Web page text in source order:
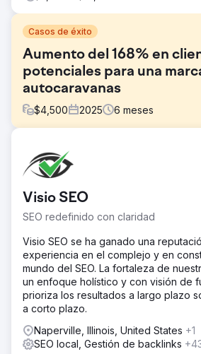
Casos de éxito
Aumento del 168% en
potenciales para una
autocaravanas
$4,500 2025 6 meses
Nuestro cliente es un fabricante
autocaravanas que se enfrenta a
y presencia digital.
La solución
Nuestro equipo llevó a cabo una
con la producción de contenido
infografías, vídeos) para captar a
buscaban información sobre
sitio web y las páginas de producto,
la estructura, el perfil de Google My
así aumentar la visibilidad en las
además de optimizar los factores
También aumentamos su perfil de
Visio SEO
SEO redefinido con claridad
Visio SEO se ha ganado una
experiencia en el complejo y en
mundo del SEO. La fortaleza de
un enfoque holístico y con visión de
prioriza los resultados a largo plazo
a corto plazo.
Naperville, Illinois, United States +1
SEO local, Gestión de backlinks